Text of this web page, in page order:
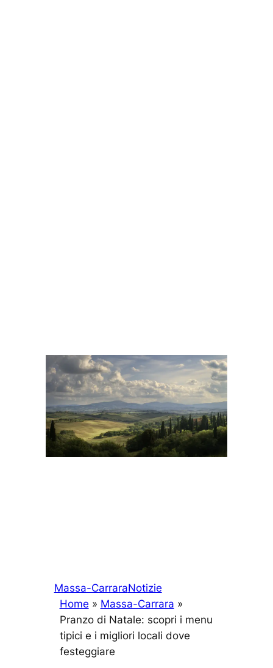
Massa-CarraraNotizie
Home » Massa-Carrara »
Pranzo di Natale: scopri i menu
tipici e i migliori locali dove
festeggiare